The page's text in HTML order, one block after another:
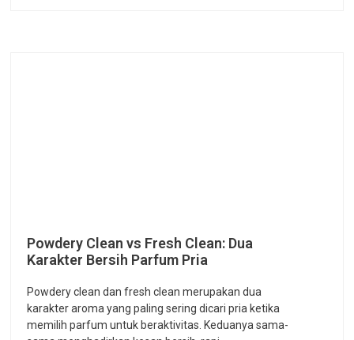
Powdery Clean vs Fresh Clean: Dua
Karakter Bersih Parfum Pria
Powdery clean dan fresh clean merupakan dua
karakter aroma yang paling sering dicari pria ketika
memilih parfum untuk beraktivitas. Keduanya sama-